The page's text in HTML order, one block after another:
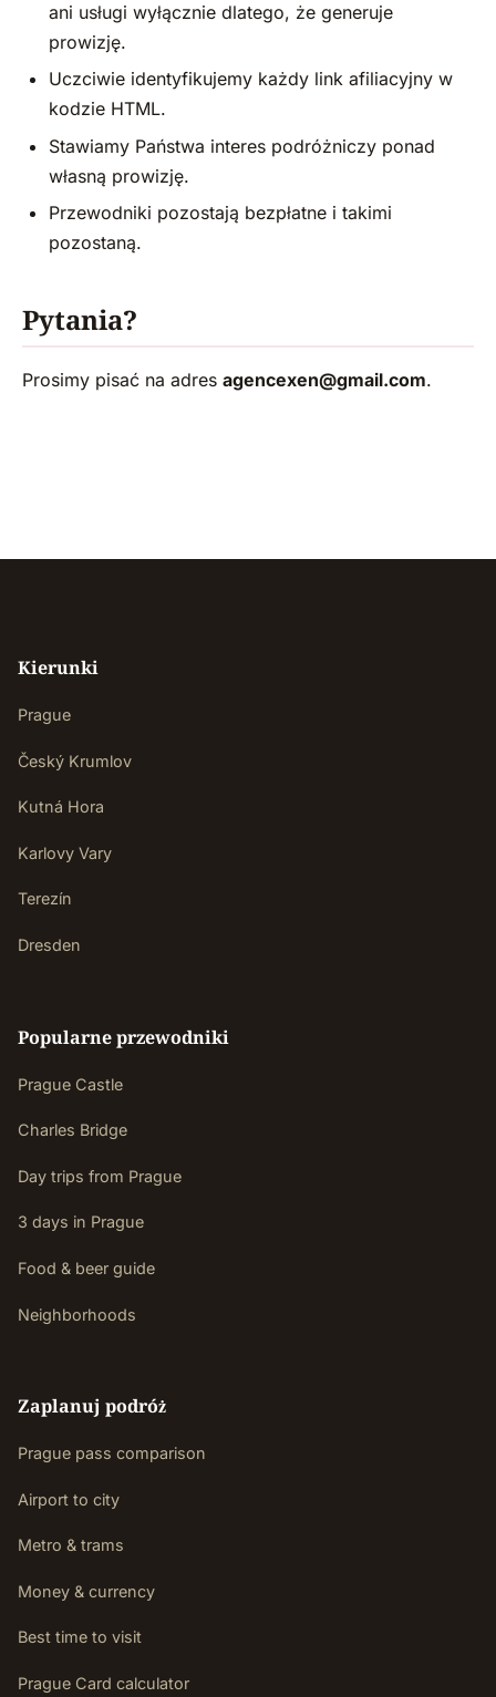
ani usługi wyłącznie dlatego, że generuje
prowizję.
Uczciwie identyfikujemy każdy link afiliacyjny w
kodzie HTML.
Stawiamy Państwa interes podróżniczy ponad
własną prowizję.
Przewodniki pozostają bezpłatne i takimi
pozostaną.
Pytania?
Prosimy pisać na adres agencexen@gmail.com.
Kierunki
Prague
Český Krumlov
Kutná Hora
Karlovy Vary
Terezín
Dresden
Popularne przewodniki
Prague Castle
Charles Bridge
Day trips from Prague
3 days in Prague
Food & beer guide
Neighborhoods
Zaplanuj podróż
Prague pass comparison
Airport to city
Metro & trams
Money & currency
Best time to visit
Prague Card calculator